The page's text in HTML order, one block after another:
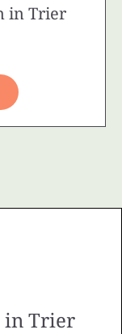
in Trier
in Trier